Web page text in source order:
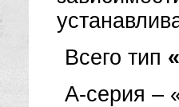
Всего тип
А-серия –